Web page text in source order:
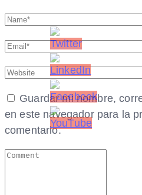
Guardar mi nombre,
en este navegador para la
comentario.